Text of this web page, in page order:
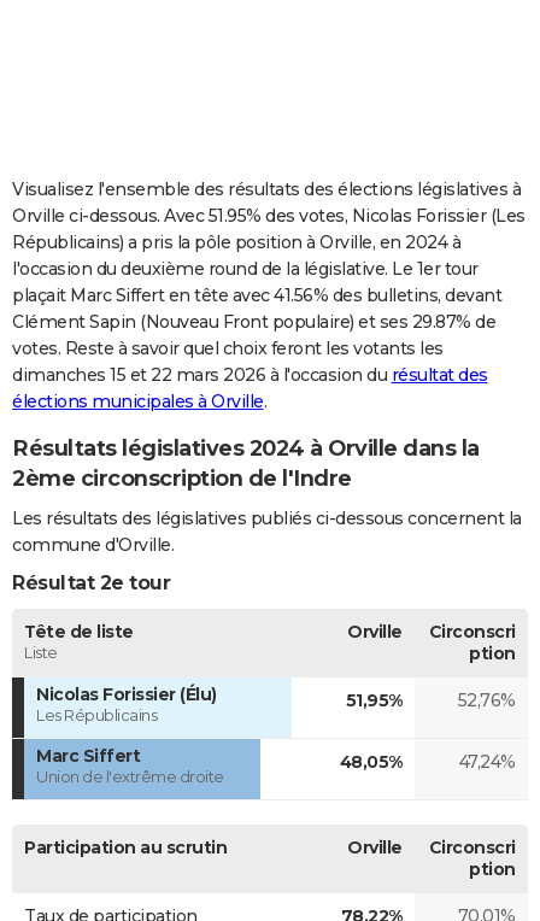
Carte de Noël
Carte Bonne année
Carte Saint-Valentin
Carte Pâques
Carte d'anniversaire
DICTIONNAIRE
Dictionnaire
Biographies
Citations
Expressions
Proverbes
PROGRAMME TV
COPAINS D'AVANT
S'inscrire
Se connecter
Lycées
Collèges
Primaires
Universités
Entreprises
Service militaire
Avis de recherche
AVIS DE DÉCÈS
Visualisez l'ensemble des résultats des élections législatives à
Orville ci-dessous. Avec 51.95% des votes, Nicolas Forissier (Les
Républicains) a pris la pôle position à Orville, en 2024 à
l'occasion du deuxième round de la législative. Le 1er tour
plaçait Marc Siffert en tête avec 41.56% des bulletins, devant
Clément Sapin (Nouveau Front populaire) et ses 29.87% de
votes. Reste à savoir quel choix feront les votants les
dimanches 15 et 22 mars 2026 à l'occasion du résultat des
élections municipales à Orville.
Résultats législatives 2024 à Orville dans la
2ème circonscription de l'Indre
Les résultats des législatives publiés ci-dessous concernent la
commune d'Orville.
Résultat 2e tour
Tête de liste
Liste
Orville
Circonscri
ption
Nicolas Forissier (Élu)
Les Républicains
51,95% 52,76%
Marc Siffert
Union de l'extrême droite
48,05% 47,24%
Participation au scrutin Orville
Circonscri
ption
Taux de participation 78,22% 70,01%